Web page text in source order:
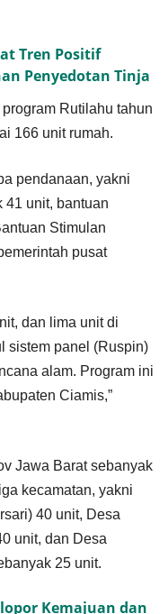
Tren Positif
Penyedotan Tinja
Rutilahu tahun
166 unit rumah.
pendanaan, yakni
unit, bantuan
Stimulan
pusat
dan lima unit di
sistem panel (Ruspin)
alam. Program ini
Ciamis,”
Jawa Barat sebanyak
kecamatan, yakni
40 unit, Desa
unit, dan Desa
25 unit.
Kemajuan dan